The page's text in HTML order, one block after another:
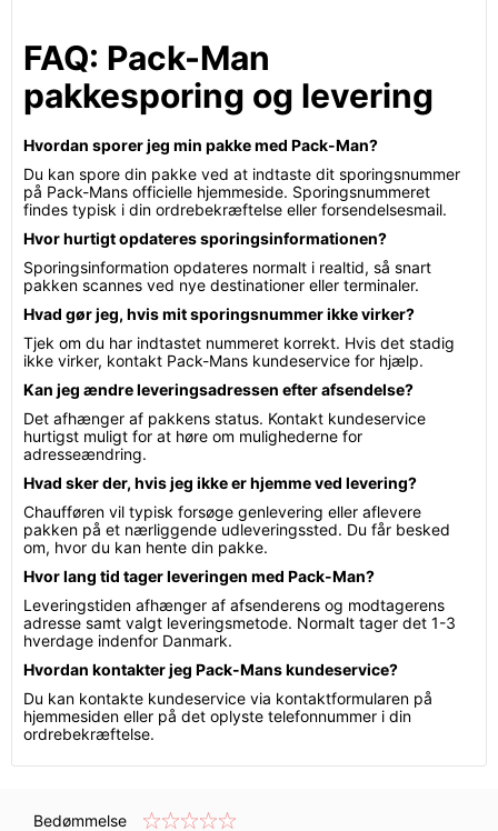
FAQ: Pack-Man
pakkesporing og levering
Hvordan sporer jeg min pakke med Pack-Man?
Du kan spore din pakke ved at indtaste dit sporingsnummer
på Pack-Mans officielle hjemmeside. Sporingsnummeret
findes typisk i din ordrebekræftelse eller forsendelsesmail.
Hvor hurtigt opdateres sporingsinformationen?
Sporingsinformation opdateres normalt i realtid, så snart
pakken scannes ved nye destinationer eller terminaler.
Hvad gør jeg, hvis mit sporingsnummer ikke virker?
Tjek om du har indtastet nummeret korrekt. Hvis det stadig
ikke virker, kontakt Pack-Mans kundeservice for hjælp.
Kan jeg ændre leveringsadressen efter afsendelse?
Det afhænger af pakkens status. Kontakt kundeservice
hurtigst muligt for at høre om mulighederne for
adresseændring.
Hvad sker der, hvis jeg ikke er hjemme ved levering?
Chaufføren vil typisk forsøge genlevering eller aflevere
pakken på et nærliggende udleveringssted. Du får besked
om, hvor du kan hente din pakke.
Hvor lang tid tager leveringen med Pack-Man?
Leveringstiden afhænger af afsenderens og modtagerens
adresse samt valgt leveringsmetode. Normalt tager det 1-3
hverdage indenfor Danmark.
Hvordan kontakter jeg Pack-Mans kundeservice?
Du kan kontakte kundeservice via kontaktformularen på
hjemmesiden eller på det oplyste telefonnummer i din
ordrebekræftelse.
Bedømmelse